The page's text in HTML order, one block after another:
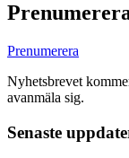
Prenumerera
Nyhetsbrevet
avanmäla sig.
Senaste